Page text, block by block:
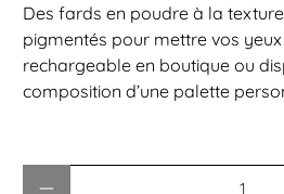
Des fards en poudre à la
pigmentés pour mettre vos
rechargeable en boutique ou
composition d’une palette